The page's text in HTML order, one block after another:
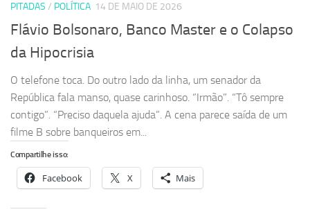
PITADAS / POLÍTICA 14 DE MAIO DE 2026
Flávio Bolsonaro, Banco Master e o Colapso
da Hipocrisia
O telefone toca. Do outro lado da linha, um senador da
República fala manso, quase carinhoso. “Irmão”. “Tô sempre
contigo”. “Preciso daquela ajuda”. A cena parece saída de um
filme B sobre banqueiros em...
Compartilhe isso:
Facebook X Mais